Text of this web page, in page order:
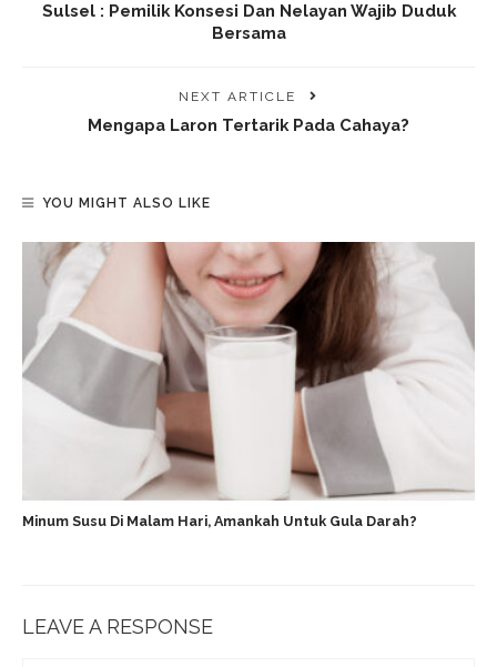
Sulsel : Pemilik Konsesi Dan Nelayan Wajib Duduk
Bersama
NEXT ARTICLE
Mengapa Laron Tertarik Pada Cahaya?
YOU MIGHT ALSO LIKE
Minum Susu Di Malam Hari, Amankah Untuk Gula Darah?
LEAVE A RESPONSE